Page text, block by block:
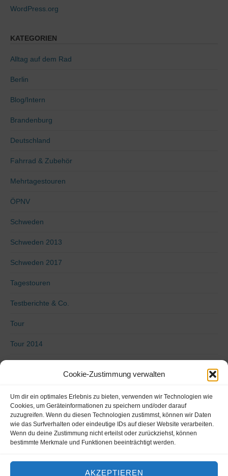
Cookie-Zustimmung verwalten
Um dir ein optimales Erlebnis zu bieten, verwenden wir Technologien wie
Cookies, um Geräteinformationen zu speichern und/oder darauf
zuzugreifen. Wenn du diesen Technologien zustimmst, können wir Daten
wie das Surfverhalten oder eindeutige IDs auf dieser Website verarbeiten.
Wenn du deine Zustimmung nicht erteilst oder zurückziehst, können
bestimmte Merkmale und Funktionen beeinträchtigt werden.
AKZEPTIEREN
WordPress.org
KATEGORIEN
Alltag auf dem Rad
Berlin
Blog/Intern
Brandenburg
Deutschland
Fahrrad & Zubehör
Mehrtagestouren
ÖPNV
Schweden
Schweden 2013
Schweden 2017
Tagestouren
Testberichte & Co.
Tour
Tour 2014
Uncategorized
Video
Von Küste zu Küste 2018
Vorbereitung